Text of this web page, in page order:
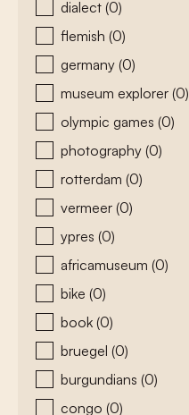
dialect (0)
flemish (0)
germany (0)
museum explorer (0)
olympic games (0)
photography (0)
rotterdam (0)
vermeer (0)
ypres (0)
africamuseum (0)
bike (0)
book (0)
bruegel (0)
burgundians (0)
congo (0)